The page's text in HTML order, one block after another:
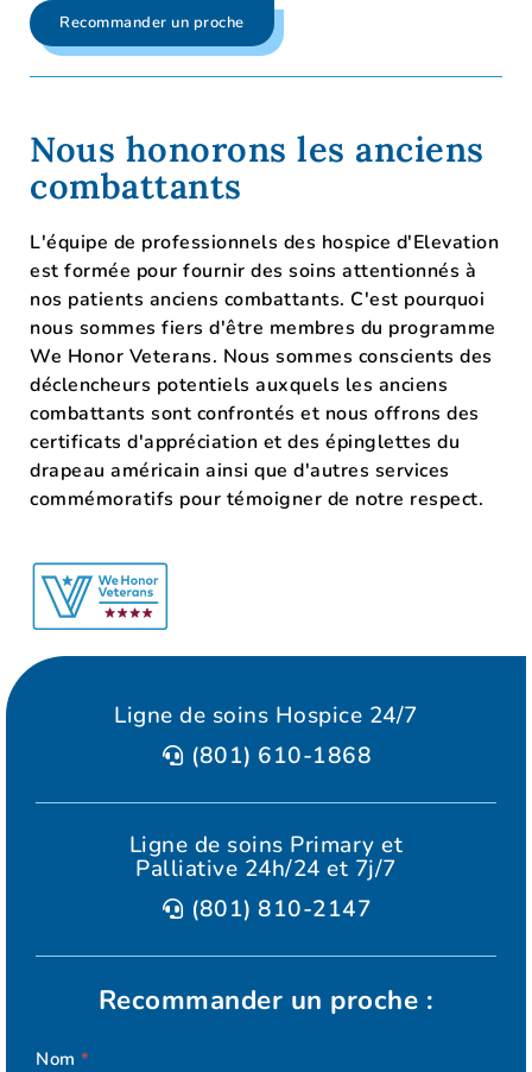
Recommander un proche
Nous honorons les anciens
combattants
L'équipe de professionnels des hospice d'Elevation
est formée pour fournir des soins attentionnés à
nos patients anciens combattants. C'est pourquoi
nous sommes fiers d'être membres du programme
We Honor Veterans. Nous sommes conscients des
déclencheurs potentiels auxquels les anciens
combattants sont confrontés et nous offrons des
certificats d'appréciation et des épinglettes du
drapeau américain ainsi que d'autres services
commémoratifs pour témoigner de notre respect.
Ligne de soins Hospice 24/7
(801) 610-1868
Ligne de soins Primary et
Palliative 24h/24 et 7j/7
(801) 810-2147
Recommander un proche :
ELEVATION
Nom *